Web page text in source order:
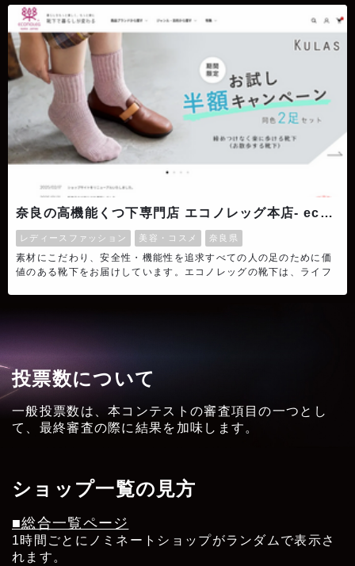
自分らしくいられる、そんな存在になりたいと願っています。
奈良の高機能くつ下専門店 エコノレッグ本店- econoleg -
レディースファッション 美容・コスメ 奈良県
素材にこだわり、安全性・機能性を追求すべての人の足のために価
値のある靴下をお届けしています。エコノレッグの靴下は、ライフ
投票数について
一般投票数は、本コンテストの審査項目の一つとし
て、最終審査の際に結果を加味します。
ショップ一覧の見方
■総合一覧ページ
1時間ごとにノミネートショップがランダムで表示さ
れます。